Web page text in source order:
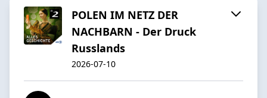
POLEN IM NETZ DER
NACHBARN - Der Druck
Russlands
2026-07-10